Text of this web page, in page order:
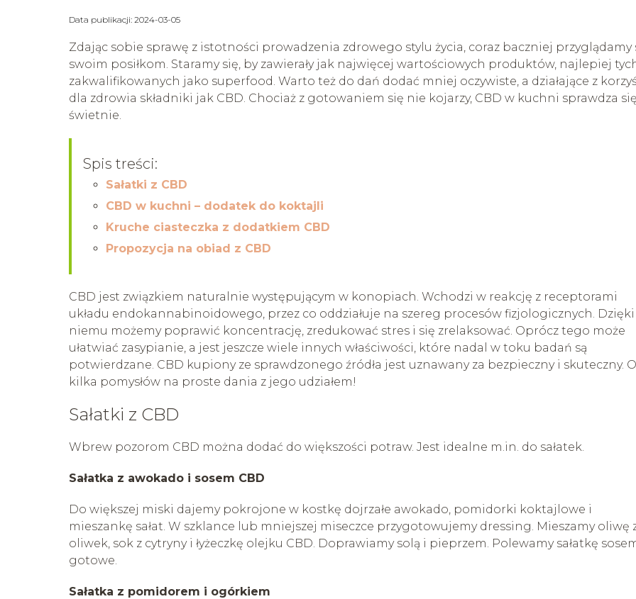
Data publikacji: 2024-03-05
Zdając sobie sprawę z istotności prowadzenia zdrowego stylu życia, coraz baczniej przyglądamy
swoim posiłkom. Staramy się, by zawierały jak najwięcej wartościowych produktów, najlepiej
zakwalifikowanych jako superfood. Warto też do dań dodać mniej oczywiste, a działające z
dla zdrowia składniki jak CBD. Chociaż z gotowaniem się nie kojarzy, CBD w kuchni sprawdza się
świetnie.
Spis treści:
Sałatki z CBD
CBD w kuchni – dodatek do koktajli
Kruche ciasteczka z dodatkiem CBD
Propozycja na obiad z CBD
CBD jest związkiem naturalnie występującym w konopiach. Wchodzi w reakcję z receptorami
układu endokannabinoidowego, przez co oddziałuje na szereg procesów fizjologicznych. Dzięki
niemu możemy poprawić koncentrację, zredukować stres i się zrelaksować. Oprócz tego może
ułatwiać zasypianie, a jest jeszcze wiele innych właściwości, które nadal w toku badań są
potwierdzane. CBD kupiony ze sprawdzonego źródła jest uznawany za bezpieczny i skuteczny.
kilka pomysłów na proste dania z jego udziałem!
Sałatki z CBD
Wbrew pozorom CBD można dodać do większości potraw. Jest idealne m.in. do sałatek.
Sałatka z awokado i sosem CBD
Do większej miski dajemy pokrojone w kostkę dojrzałe awokado, pomidorki koktajlowe i
mieszankę sałat. W szklance lub mniejszej miseczce przygotowujemy dressing. Mieszamy oliwę
oliwek, sok z cytryny i łyżeczkę olejku CBD. Doprawiamy solą i pieprzem. Polewamy sałatkę
gotowe.
Sałatka z pomidorem i ogórkiem